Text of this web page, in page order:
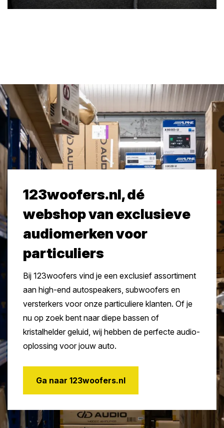
123woofers.nl, dé
webshop van exclusieve
audiomerken voor
particuliers
Bij 123woofers vind je een exclusief assortiment
aan high-end autospeakers, subwoofers en
versterkers voor onze particuliere klanten. Of je
nu op zoek bent naar diepe bassen of
kristalhelder geluid, wij hebben de perfecte audio-
oplossing voor jouw auto.
Ga naar 123woofers.nl